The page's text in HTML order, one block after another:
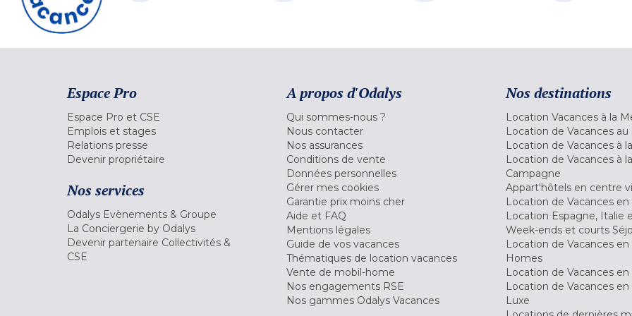
Espace Pro
Espace Pro et CSE
Emplois et stages
Relations presse
Devenir propriétaire
Nos services
Odalys Evènements & Groupe
La Conciergerie by Odalys
Devenir partenaire Collectivités &
CSE
A propos d'Odalys
Qui sommes-nous ?
Nous contacter
Nos assurances
Conditions de vente
Données personnelles
Gérer mes cookies
Garantie prix moins cher
Aide et FAQ
Mentions légales
Guide de vos vacances
Thématiques de location vacances
Vente de mobil-home
Nos engagements RSE
Nos gammes Odalys Vacances
Nos destinations
Location Vacances à la
Location de Vacances au
Location de Vacances à
Location de Vacances à la
Campagne
Appart'hôtels en centre
Location de Vacances en
Location Espagne, Italie
Week-ends et courts
Location de Vacances
Homes
Location de Vacances en
Location de Vacances en
Luxe